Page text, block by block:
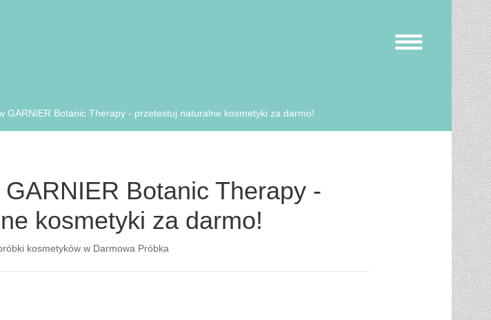
GARNIER Botanic Therapy - przetestuj naturalne kosmetyki za darmo!
Botanic Therapy -
kosmetyki za darmo!
kosmetyków w Darmowa Próbka